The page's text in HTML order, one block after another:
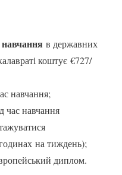
навчання в державних
коштує €727/
навчання;
час навчання
на тиждень);
диплом.